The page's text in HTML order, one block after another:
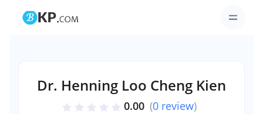
Dr. Henning Loo Cheng Kien
0.00 (0 review)